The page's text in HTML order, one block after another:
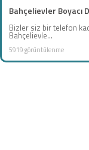
Bahçelievler Boyacı
Bizler siz bir telefon
Bahçelievle...
5919 görüntülenme